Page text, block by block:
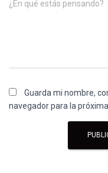
¿En qué estás pensando?
Guarda mi nombre,
navegador para la